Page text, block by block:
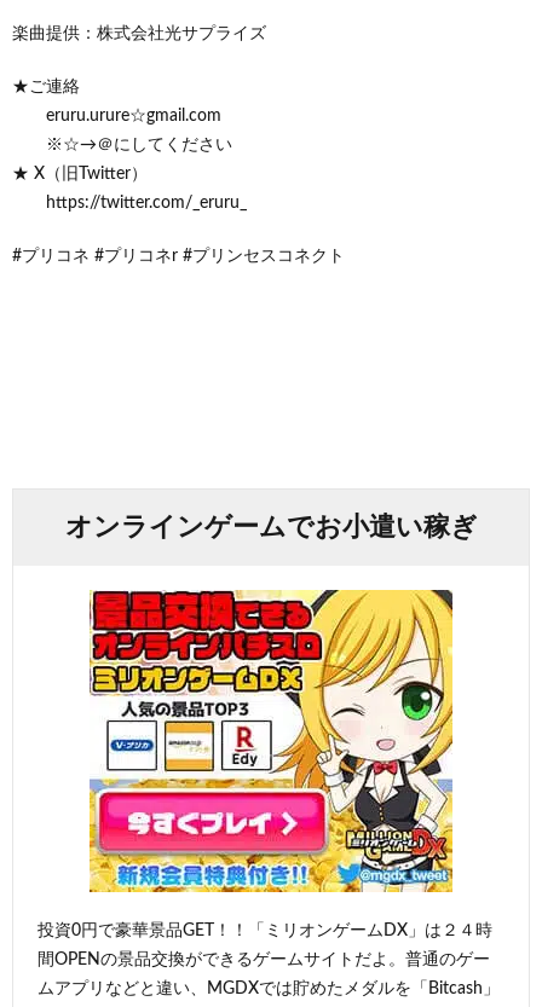
楽曲提供：株式会社光サプライズ
★ご連絡
eruru.urure☆gmail.com
※☆→＠にしてください
★ X（旧Twitter）
https://twitter.com/_eruru_
#プリコネ #プリコネr #プリンセスコネクト
オンラインゲームでお小遣い稼ぎ
投資0円で豪華景品GET！！「ミリオンゲームDX」は２４時
間OPENの景品交換ができるゲームサイトだよ。普通のゲー
ムアプリなどと違い、MGDXでは貯めたメダルを「Bitcash」